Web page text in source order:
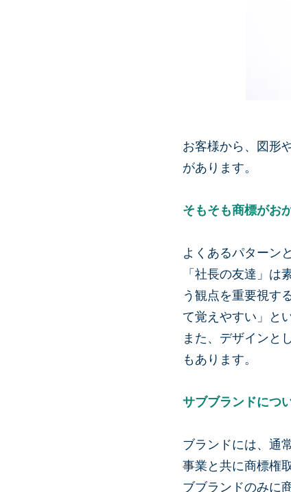
お客様から、図形
があります。
そもそも商標がお
よくあるパターン
「社長の友達」
う観点を重要視す
て覚えやすい」と
また、デザインと
もあります。
サブブランドにつ
ブランドには、通
事業と共に商標権
ブブランドのみに